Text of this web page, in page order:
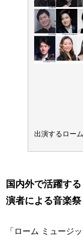
出演するロー
国内外で活躍す
演者による音楽祭
「ローム ミュージ